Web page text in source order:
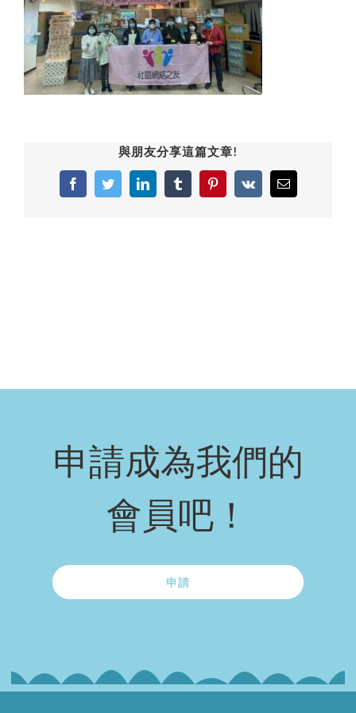
與朋友分享這篇文章!
FacebookTwitterLinkedInTumblrPinterest
Vk Email:
申請成為我們的
會員吧！
申請